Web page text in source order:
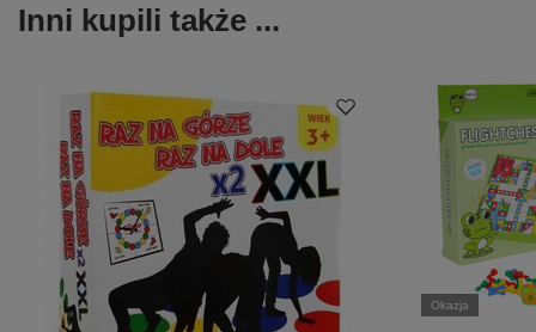
Inni kupili także ...
Okazja